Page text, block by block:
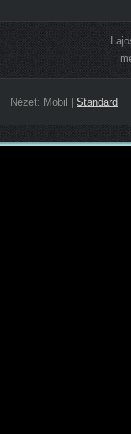
Nézet: Mobil Standard